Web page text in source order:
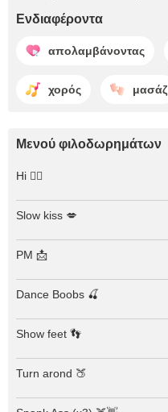
Ενδιαφέροντα
απολαμβάνοντας
χορός μασάζ
Μενού φιλοδωρημάτων
Hi 🙋‍♀️
Slow kiss 💋
PM 📩
Dance Boobs 🍒
Show feet 👣
Turn arond 🍑